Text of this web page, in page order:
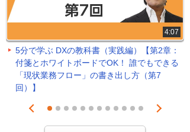
4:07
5分で学ぶ DXの教科書（実践編）【第2章：
付箋とホワイトボードでOK！ 誰でもできる
「現状業務フロー」の書き出し方（第7
回）】
Prev
1 2 3 4 5 6 7 8 9 101112
Next